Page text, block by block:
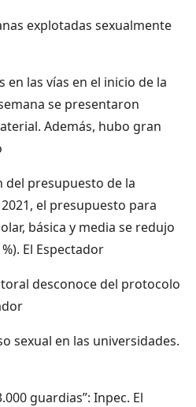
explotadas sexualmente
en las vías en el inicio de la
se presentaron
Además, hubo gran
del presupuesto de la
el presupuesto para
básica y media se redujo
El Espectador
desconoce del protocolo
sexual en las universidades.
guardias”: Inpec. El